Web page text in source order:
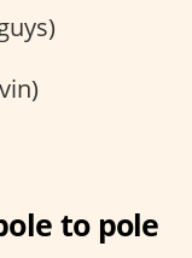
to pole